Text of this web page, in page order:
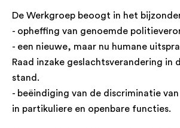
De Werkgroep beoogt in het
- opheffing van genoemde
- een nieuwe, maar nu humane
Raad inzake geslachtsverandering in
stand.
- beëindiging van de discriminatie van
in partikuliere en openbare functies.